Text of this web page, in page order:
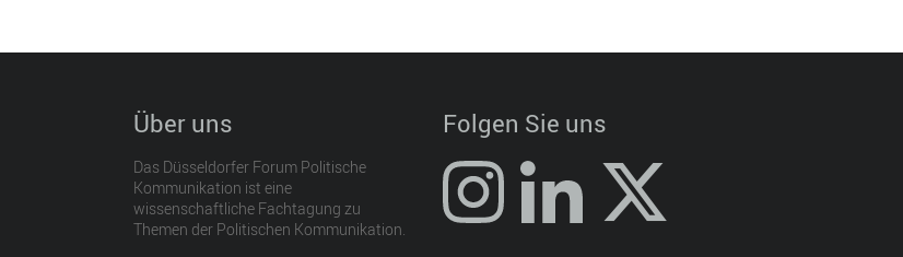
Über uns
Das Düsseldorfer Forum Politische
Kommunikation ist eine
wissenschaftliche Fachtagung zu
Themen der Politischen Kommunikation.
Folgen Sie uns